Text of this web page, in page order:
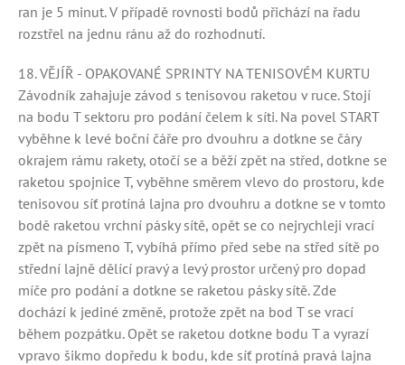
ran je 5 minut. V případě rovnosti bodů přichází na řadu
rozstřel na jednu ránu až do rozhodnutí.
18. VĚJÍŘ - OPAKOVANÉ SPRINTY NA TENISOVÉM KURTU
Závodník zahajuje závod s tenisovou raketou v ruce. Stojí
na bodu T sektoru pro podání čelem k síti. Na povel START
vyběhne k levé boční čáře pro dvouhru a dotkne se čáry
okrajem rámu rakety, otočí se a běží zpět na střed, dotkne se
raketou spojnice T, vyběhne směrem vlevo do prostoru, kde
tenisovou síť protíná lajna pro dvouhru a dotkne se v tomto
bodě raketou vrchní pásky sítě, opět se co nejrychleji vrací
zpět na písmeno T, vybíhá přímo před sebe na střed sítě po
střední lajně dělící pravý a levý prostor určený pro dopad
míče pro podání a dotkne se raketou pásky sítě. Zde
dochází k jediné změně, protože zpět na bod T se vrací
během pozpátku. Opět se raketou dotkne bodu T a vyrazí
vpravo šikmo dopředu k bodu, kde síť protíná pravá lajna